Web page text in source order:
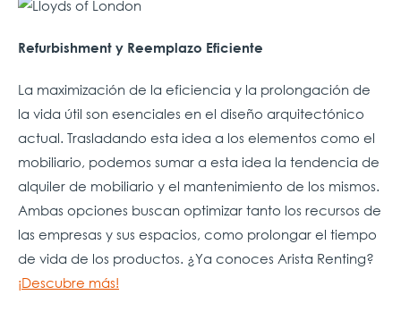
Refurbishment y Reemplazo Eficiente
La maximización de la eficiencia y la prolongación de
la vida útil son esenciales en el diseño arquitectónico
actual. Trasladando esta idea a los elementos como el
mobiliario, podemos sumar a esta idea la tendencia de
alquiler de mobiliario y el mantenimiento de los mismos.
Ambas opciones buscan optimizar tanto los recursos de
las empresas y sus espacios, como prolongar el tiempo
de vida de los productos. ¿Ya conoces Arista Renting?
¡Descubre más!